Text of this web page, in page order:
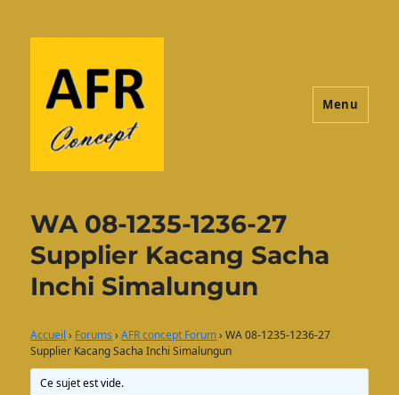
Menu
WA 08-1235-1236-27
Supplier Kacang Sacha
Inchi Simalungun
Accueil › Forums › AFR concept Forum › WA 08-1235-1236-27
Supplier Kacang Sacha Inchi Simalungun
Ce sujet est vide.